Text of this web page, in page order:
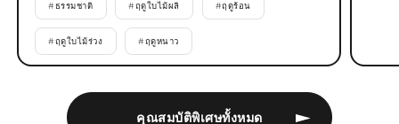
คุณสมบัติพิเศษทั้งหมด
#ธรรมชาติ #ฤดูใบไม้ผลิ #ฤดูร้อน
#ฤดูใบไม้ร่วง #ฤดูหนาว